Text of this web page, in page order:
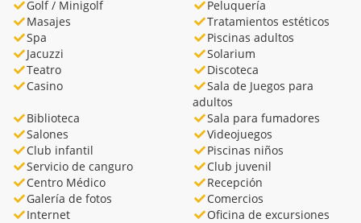
Golf / Minigolf
Peluquería
Masajes
Tratamientos estéticos
Spa
Piscinas adultos
Jacuzzi
Solarium
Teatro
Discoteca
Casino
Sala de Juegos para
adultos
Biblioteca
Sala para fumadores
Salones
Videojuegos
Club infantil
Piscinas niños
Servicio de canguro
Club juvenil
Centro Médico
Recepción
Galería de fotos
Comercios
Internet
Oficina de excursiones